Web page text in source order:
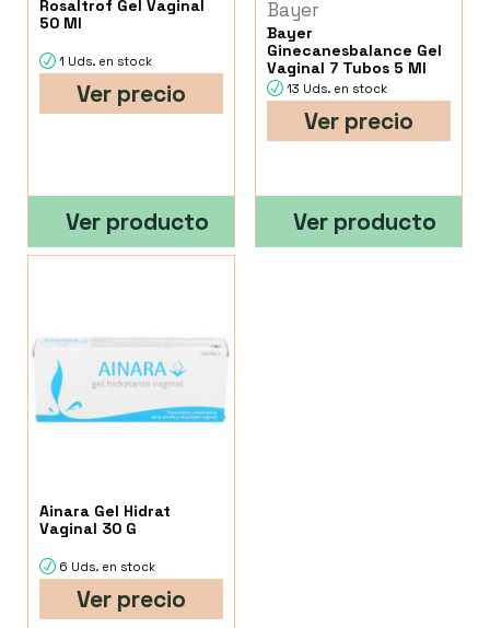
Rosaltrof Gel Vaginal
50 Ml
1 Uds. en stock
Ver precio
Ver producto
Bayer
Bayer
Ginecanesbalance Gel
Vaginal 7 Tubos 5 Ml
13 Uds. en stock
Ver precio
Ver producto
Ainara Gel Hidrat
Vaginal 30 G
6 Uds. en stock
Ver precio